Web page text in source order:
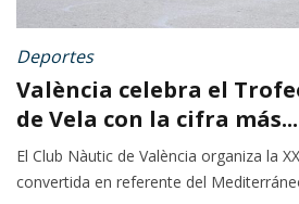
Deportes
València celebra el
de Vela con la cifra más...
El Club Nàutic de València organiza la
convertida en referente del